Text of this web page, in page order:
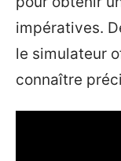
impératives.
le simulateur
connaître